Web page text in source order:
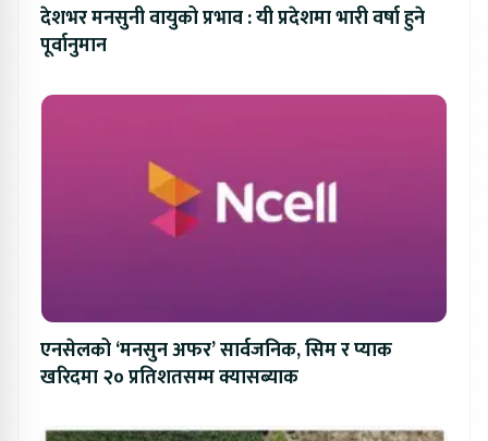
देशभर मनसुनी वायुको प्रभाव : यी प्रदेशमा भारी वर्षा हुने
पूर्वानुमान
एनसेलको ‘मनसुन अफर’ सार्वजनिक, सिम र प्याक
खरिदमा २० प्रतिशतसम्म क्यासब्याक